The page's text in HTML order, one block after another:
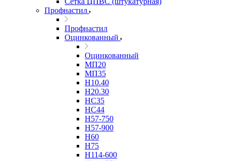
Профнастил
Профнастил
Оцинкованный
Оцинкованный
МП20
МП35
Н10.40
Н20.30
НС35
НС44
Н57-750
Н57-900
Н60
Н75
Н114-600